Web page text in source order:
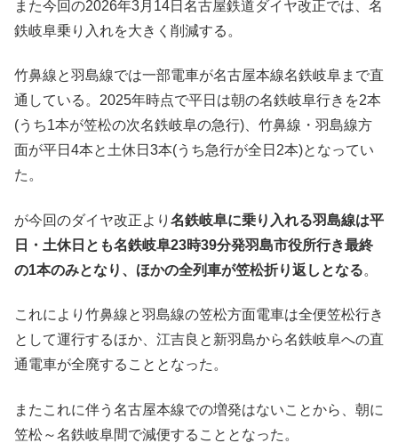
また今回の2026年3月14日名古屋鉄道ダイヤ改正では、名
鉄岐阜乗り入れを大きく削減する。
竹鼻線と羽島線では一部電車が名古屋本線名鉄岐阜まで直
通している。2025年時点で平日は朝の名鉄岐阜行きを2本
(うち1本が笠松の次名鉄岐阜の急行)、竹鼻線・羽島線方
面が平日4本と土休日3本(うち急行が全日2本)となってい
た。
が今回のダイヤ改正より 名鉄岐阜に乗り入れる羽島線は平
日・土休日とも名鉄岐阜23時39分発羽島市役所行き最終
の1本のみとなり、ほかの全列車が笠松折り返しとなる。
これにより竹鼻線と羽島線の笠松方面電車は全便笠松行き
として運行するほか、江吉良と新羽島から名鉄岐阜への直
通電車が全廃することとなった。
またこれに伴う名古屋本線での増発はないことから、朝に
笠松～名鉄岐阜間で減便することとなった。